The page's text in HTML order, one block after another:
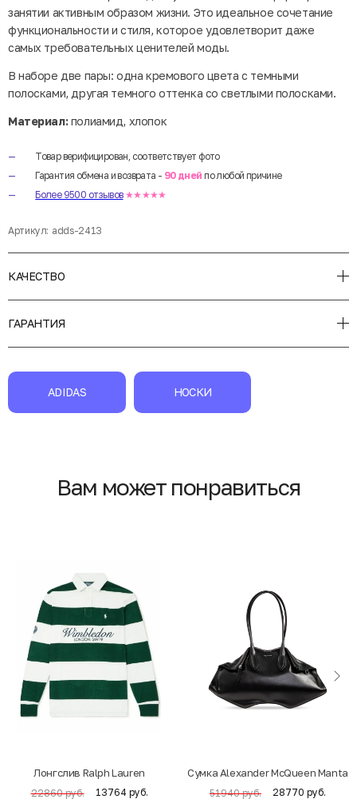
занятии активным образом жизни. Это идеальное сочетание
функциональности и стиля, которое удовлетворит даже
самых требовательных ценителей моды.
В наборе две пары: одна кремового цвета с темными
полосками, другая темного оттенка со светлыми полосками.
Материал:полиамид, хлопок
Товар верифицирован, соответствует фото
Гарантия обмена и возврата - 90 дней по любой причине
Более 9500 отзывов ★★★★★
Артикул: adds-2413
КАЧЕСТВО
ГАРАНТИЯ
ADIDAS НОСКИ
Вам может понравиться
Лонгслив Ralph Lauren
22860 руб. 13764 руб.
Cумка Alexander McQueen Manta
51940 руб. 28770 руб.